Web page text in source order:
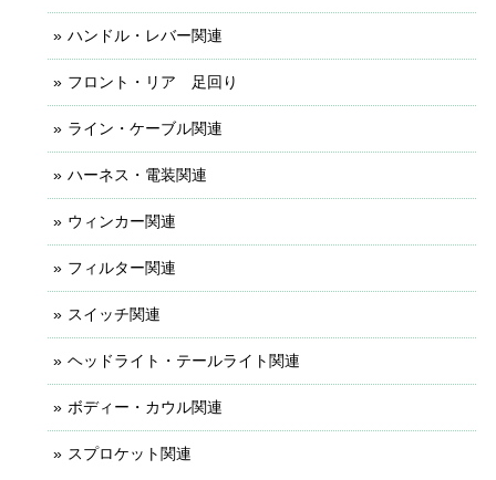
ハンドル・レバー関連
フロント・リア 足回り
ライン・ケーブル関連
ハーネス・電装関連
ウィンカー関連
フィルター関連
スイッチ関連
ヘッドライト・テールライト関連
ボディー・カウル関連
スプロケット関連